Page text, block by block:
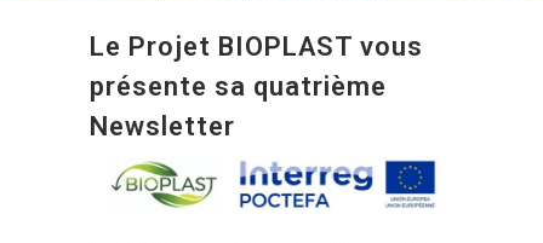
Le Projet BIOPLAST vous
présente sa quatrième
Newsletter